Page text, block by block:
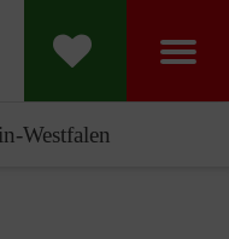
Westfalen